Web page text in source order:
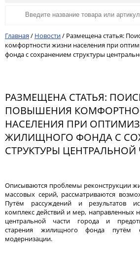
Главная / Новости/ Размещена статья:
комфортности жизни населения при
фонда с сохранением структуры
РАЗМЕЩЕНА СТАТЬЯ:
ПОВЫШЕНИЯ
НАСЕЛЕНИЯ ПРИ
ЖИЛИЩНОГО ФОНДА С
СТРУКТУРЫ
Описываются проблемы реконструкции
массовых серий, рассматриваются
Путём рассуждений и результатов
комплекс действий и мер, направленных
центральной части города и
старения жилищного фонда путём
модернизации.